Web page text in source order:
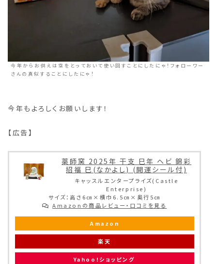
今年からお供えは空をとっておいて使い回すことにしたにゃ！フォローワー
さんの真似することにしたにゃ！
今年もよろしくお願いします！
【広告】
薬師窯 2025年 干支 巳年 ヘビ 錦彩
招福 巳(なかよし) (開運シール付)
キャッスルエンタープライズ(Castle
Enterprise)
サイズ：高さ6㎝×横巾6.5㎝×奥行5㎝
Amazonの商品レビュー・口コミを見る
Amazon
楽天
Yahoo!ショッピング